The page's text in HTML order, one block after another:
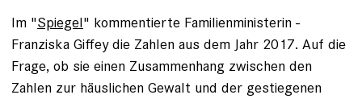
Im "Spiegel" kommentierte Familienministerin ­
Franziska Giffey die Zahlen aus dem Jahr 2017. Auf die
Frage, ob sie einen Zusammenhang zwischen den
Zahlen zur häuslichen Gewalt und der gestiegenen